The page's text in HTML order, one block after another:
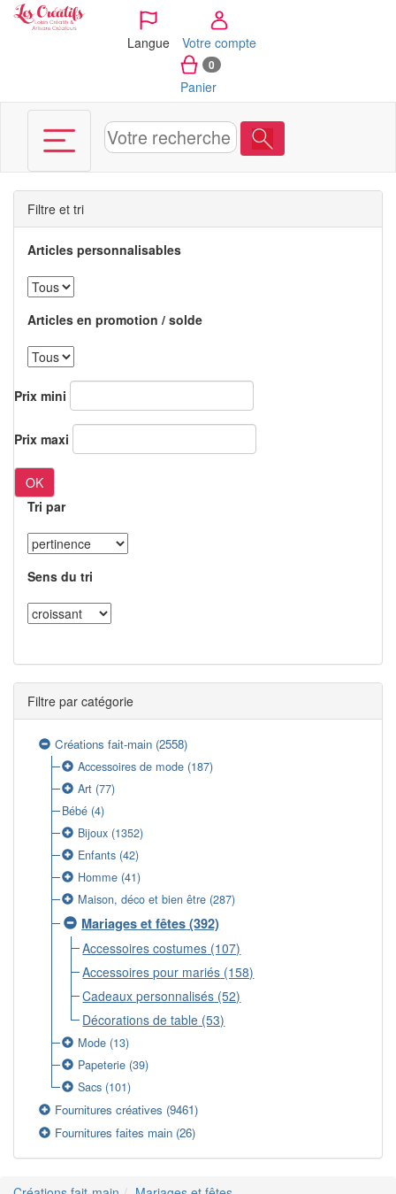
Langue Votre compte
0
Panier
Filtre et tri
Articles personnalisables
Articles en promotion / solde
Prix mini
Prix maxi
OK
Tri par
Sens du tri
Filtre par catégorie
Créations fait-main (2558)
Accessoires de mode (187)
Art (77)
Bébé (4)
Bijoux (1352)
Enfants (42)
Homme (41)
Maison, déco et bien être (287)
Mariages et fêtes (392)
Accessoires costumes (107)
Accessoires pour mariés (158)
Cadeaux personnalisés (52)
Décorations de table (53)
Mode (13)
Papeterie (39)
Sacs (101)
Fournitures créatives (9461)
Fournitures faites main (26)
Panneau de gestion des cookies